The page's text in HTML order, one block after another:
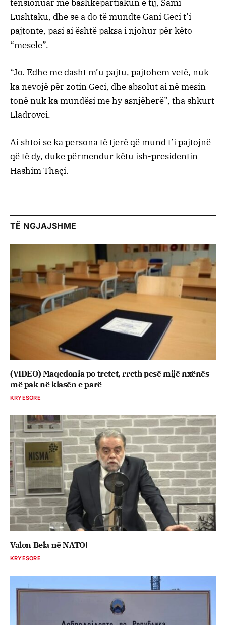
tensionuar me bashkëpartiakun e tij, Sami
Lushtaku, dhe se a do të mundte Gani Geci t’i
pajtonte, pasi ai është paksa i njohur për këto
“mesele”.
“Jo. Edhe me dasht m’u pajtu, pajtohem vetë, nuk
ka nevojë për zotin Geci, dhe absolut ai në mesin
tonë nuk ka mundësi me hy asnjëherë”, tha shkurt
Lladrovci.
Ai shtoi se ka persona të tjerë që mund t’i pajtojnë
që të dy, duke përmendur këtu ish-presidentin
Hashim Thaçi.
TË NGJAJSHME
(VIDEO) Maqedonia po tretet, rreth pesë mijë nxënës
më pak në klasën e parë
KRYESORE
Valon Bela në NATO!
KRYESORE